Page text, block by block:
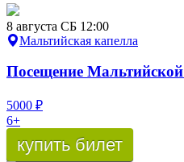
8 августа СБ 12:00
Мальтийская капелла
Посещение Мальтийской
5000 ₽
6+
купить билет